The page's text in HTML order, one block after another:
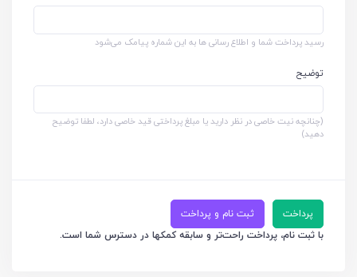
رسید پرداخت شما و اطلاع رسانی ها به این شماره پیامک می‌شود
توضیح
(چنانچه نیت خاصی در نظر دارید یا مبلغ پرداختی قید خاصی دارد، لطفا توضیح
دهید)
پرداخت
ثبت نام و پرداخت
با ثبت نام، پرداخت راحت‌تر و سابقه کمکها در دسترس شما است.